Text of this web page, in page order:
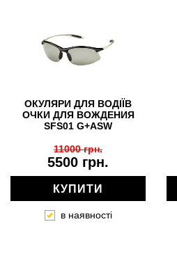
ОКУЛЯРИ ДЛЯ ВОДІЇВ
ОЧКИ ДЛЯ ВОЖДЕНИЯ
SFS01 G+ASW
5500 грн.
11000 грн.
КУПИТИ
в наявності